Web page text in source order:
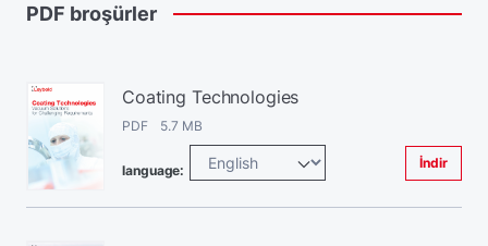
PDF broşürler
Coating Technologies
PDF 5.7 MB
language: İndir